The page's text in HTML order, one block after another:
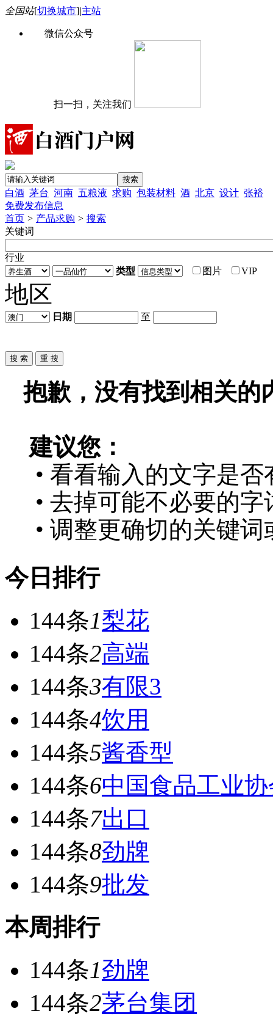
全国站[切换城市]|主站
微信公众号
扫一扫，关注我们
白酒 茅台 河南 五粮液 求购 包装材料 酒 北京 设计 张裕
免费发布信息
首页 > 产品求购 > 搜索
关键词
行业
类型
图片 VIP
地区
日期 至
抱歉，没有找到相关的
建议您：
• 看看输入的文字是否
• 去掉可能不必要的字
• 调整更确切的关键
今日排行
144条1梨花
144条2高端
144条3有限3
144条4饮用
144条5酱香型
144条6中国食品工业
144条7出口
144条8劲牌
144条9批发
本周排行
144条1劲牌
144条2茅台集团